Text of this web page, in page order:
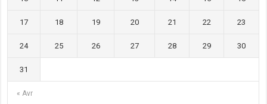
« Avr
17 18 19 20 21 22 23
24 25 26 27 28 29 30
31